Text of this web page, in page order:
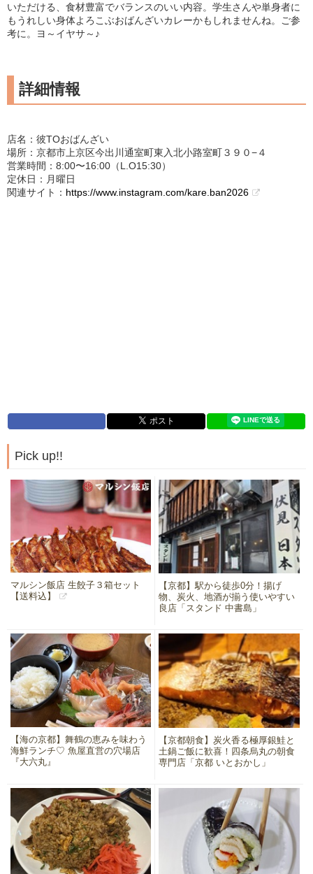
いただける、食材豊富でバランスのいい内容。学生さんや単身者に
もうれしい身体よろこぶおばんざいカレーかもしれませんね。ご参
考に。ヨ～イヤサ～♪
詳細情報
店名：彼TOおばんざい
場所：京都市上京区今出川通室町東入北小路室町３９０−４
営業時間：8:00〜16:00（L.O15:30）
定休日：月曜日
関連サイト： https://www.instagram.com/kare.ban2026
Pick up!!
マルシン飯店 生餃子３箱セット
【送料込】
【京都】駅から徒歩0分！揚げ
物、炭火、地酒が揃う使いやすい
良店「スタンド 中書島」
【海の京都】舞鶴の恵みを味わう
海鮮ランチ♡ 魚屋直営の穴場店
『大六丸』
【京都朝食】炭火香る極厚銀鮭と
土鍋ご飯に歓喜！四条烏丸の朝食
専門店「京都 いとおかし」